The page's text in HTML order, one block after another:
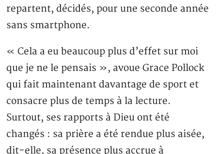
repartent, décidés, pour une seconde année
sans smartphone.
« Cela a eu beaucoup plus d’effet sur moi
que je ne le pensais », avoue Grace Pollock
qui fait maintenant davantage de sport et
consacre plus de temps à la lecture.
Surtout, ses rapports à Dieu ont été
changés : sa prière a été rendue plus aisée,
dit-elle, sa présence plus accrue à